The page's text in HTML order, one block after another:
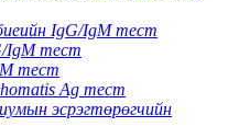
IgG/IgM тест
IgM тест
тест
Ag тест
эсрэгтөрөгчийн